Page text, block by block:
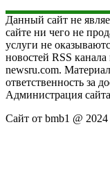
Данный сайт не
сайте ни чего не
услуги не
новостей RSS
newsru.com.
ответственность за
Администрация
Сайт от bmb1 @ 2024